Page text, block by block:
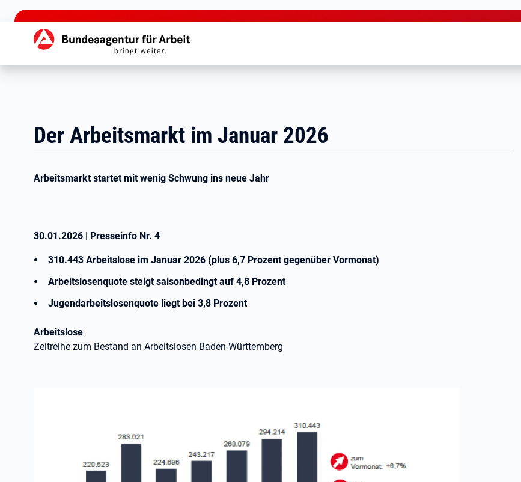
zu den Hauptinhalten springen
Hauptnavigation
Der Arbeitsmarkt im Januar 2026
Arbeitsmarkt startet mit wenig Schwung ins neue Jahr
30.01.2026 | Presseinfo Nr. 4
310.443 Arbeitslose im Januar 2026 (plus 6,7 Prozent gegenüber Vormonat)
Arbeitslosenquote steigt saisonbedingt auf 4,8 Prozent
Jugendarbeitslosenquote liegt bei 3,8 Prozent
Arbeitslose
Zeitreihe zum Bestand an Arbeitslosen Baden-Württemberg